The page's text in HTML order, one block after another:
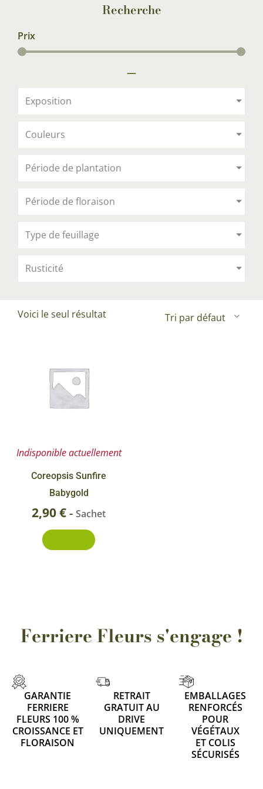
Recherche
Prix
—
Exposition
Couleurs
Période de plantation
Période de floraison
Type de feuillage
Rusticité
Voici le seul résultat
Indisponible actuellement
Coreopsis Sunfire
Babygold
2,90€- Sachet
Ferriere Fleurs s'engage !
GARANTIE
FERRIERE
FLEURS 100 %
CROISSANCE ET
FLORAISON
RETRAIT
GRATUIT AU
DRIVE
UNIQUEMENT
EMBALLAGES
RENFORCÉS
POUR
VÉGÉTAUX
ET COLIS
SÉCURISÉS